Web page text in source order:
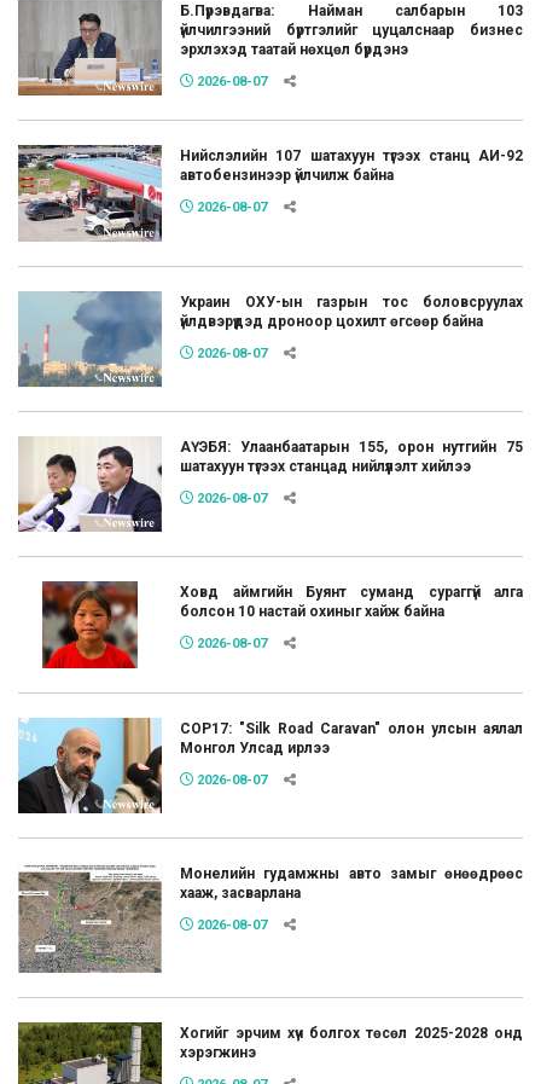
Б.Пүрэвдагва: Найман салбарын 103
үйлчилгээний бүртгэлийг цуцалснаар бизнес
эрхлэхэд таатай нөхцөл бүрдэнэ
2026-08-07
Нийслэлийн 107 шатахуун түгээх станц АИ-92
автобензинээр үйлчилж байна
2026-08-07
Украин ОХУ-ын газрын тос боловсруулах
үйлдвэрүүдэд дроноор цохилт өгсөөр байна
2026-08-07
АҮЭБЯ: Улаанбаатарын 155, орон нутгийн 75
шатахуун түгээх станцад нийлүүлэлт хийлээ
2026-08-07
Ховд аймгийн Буянт суманд сураггүй алга
болсон 10 настай охиныг хайж байна
2026-08-07
COP17: "Silk Road Caravan" олон улсын аялал
Монгол Улсад ирлээ
2026-08-07
Монелийн гудамжны авто замыг өнөөдрөөс
хааж, засварлана
2026-08-07
Хогийг эрчим хүч болгох төсөл 2025-2028 онд
хэрэгжинэ